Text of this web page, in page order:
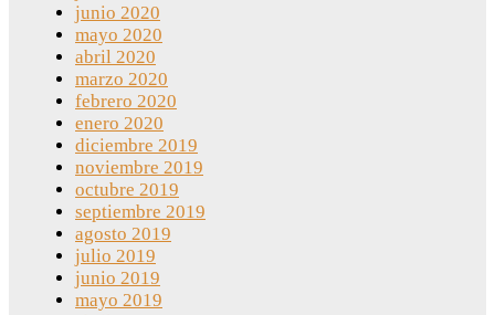
junio 2020
mayo 2020
abril 2020
marzo 2020
febrero 2020
enero 2020
diciembre 2019
noviembre 2019
octubre 2019
septiembre 2019
agosto 2019
julio 2019
junio 2019
mayo 2019